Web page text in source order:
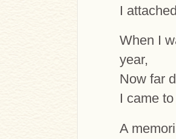
I
When I
year,
Now far
I came
A